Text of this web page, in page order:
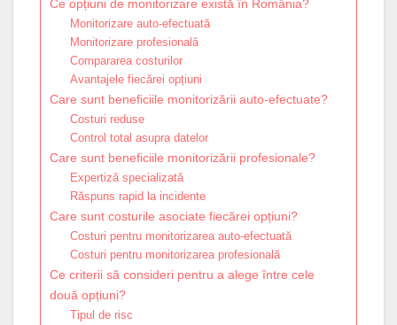
Ce opțiuni de monitorizare există în România?
Monitorizare auto-efectuată
Monitorizare profesională
Compararea costurilor
Avantajele fiecărei opțiuni
Care sunt beneficiile monitorizării auto-efectuate?
Costuri reduse
Control total asupra datelor
Care sunt beneficiile monitorizării profesionale?
Expertiză specializată
Răspuns rapid la incidente
Care sunt costurile asociate fiecărei opțiuni?
Costuri pentru monitorizarea auto-efectuată
Costuri pentru monitorizarea profesională
Ce criterii să consideri pentru a alege între cele
două opțiuni?
Tipul de risc